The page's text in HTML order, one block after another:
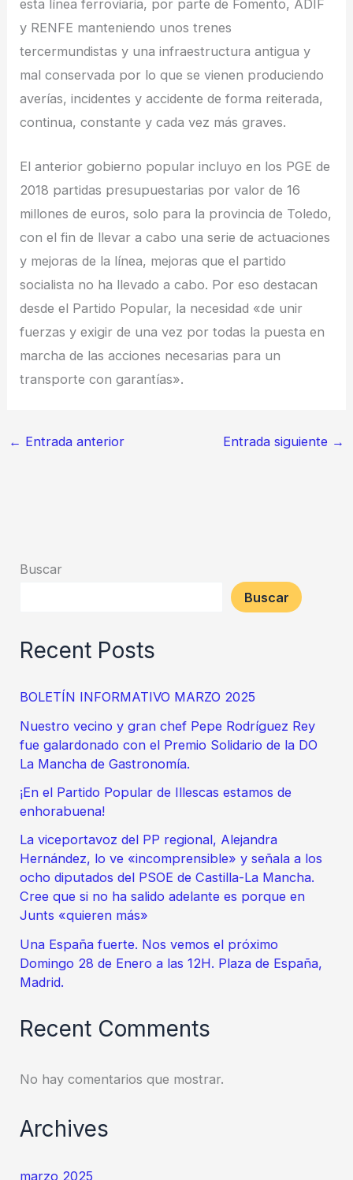
esta línea ferroviaria, por parte de Fomento, ADIF
y RENFE manteniendo unos trenes
tercermundistas y una infraestructura antigua y
mal conservada por lo que se vienen produciendo
averías, incidentes y accidente de forma reiterada,
continua, constante y cada vez más graves.
El anterior gobierno popular incluyo en los PGE de
2018 partidas presupuestarias por valor de 16
millones de euros, solo para la provincia de Toledo,
con el fin de llevar a cabo una serie de actuaciones
y mejoras de la línea, mejoras que el partido
socialista no ha llevado a cabo. Por eso destacan
desde el Partido Popular, la necesidad «de unir
fuerzas y exigir de una vez por todas la puesta en
marcha de las acciones necesarias para un
transporte con garantías».
← Entrada anterior Entrada siguiente →
Buscar
Buscar
Recent Posts
BOLETÍN INFORMATIVO MARZO 2025
Nuestro vecino y gran chef Pepe Rodríguez Rey
fue galardonado con el Premio Solidario de la DO
La Mancha de Gastronomía.
¡En el Partido Popular de Illescas estamos de
enhorabuena!
La viceportavoz del PP regional, Alejandra
Hernández, lo ve «incomprensible» y señala a los
ocho diputados del PSOE de Castilla-La Mancha.
Cree que si no ha salido adelante es porque en
Junts «quieren más»
Una España fuerte. Nos vemos el próximo
Domingo 28 de Enero a las 12H. Plaza de España,
Madrid.
Recent Comments
No hay comentarios que mostrar.
Archives
marzo 2025